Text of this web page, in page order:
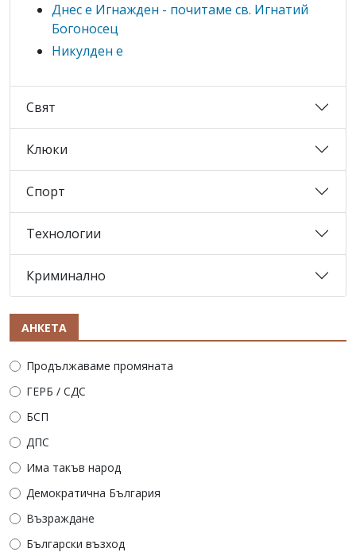
Днес е Игнажден - почитаме св. Игнатий
Богоносец
Никулден е
Свят
Клюки
Спорт
Технологии
Криминално
АНКЕТА
Продължаваме промяната
ГЕРБ / СДС
БСП
ДПС
Има такъв народ
Демократична България
Възраждане
Български възход